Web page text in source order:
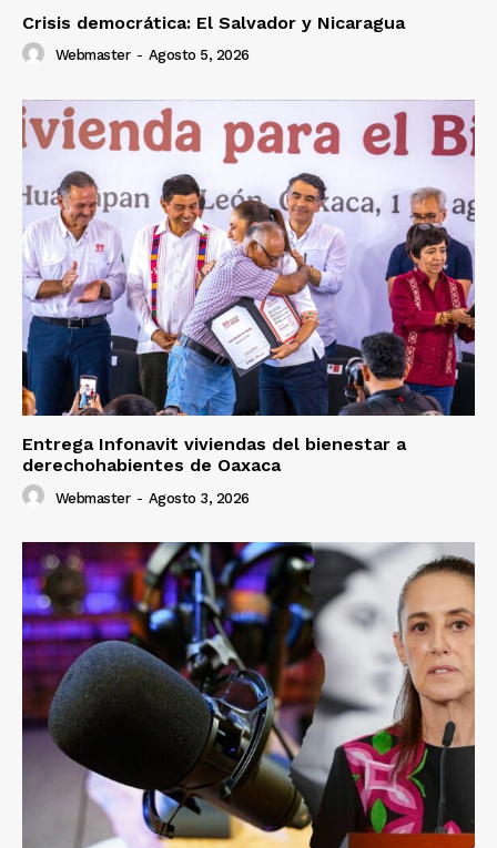
Crisis democrática: El Salvador y Nicaragua
Webmaster - Agosto 5, 2026
Entrega Infonavit viviendas del bienestar a
derechohabientes de Oaxaca
Webmaster - Agosto 3, 2026